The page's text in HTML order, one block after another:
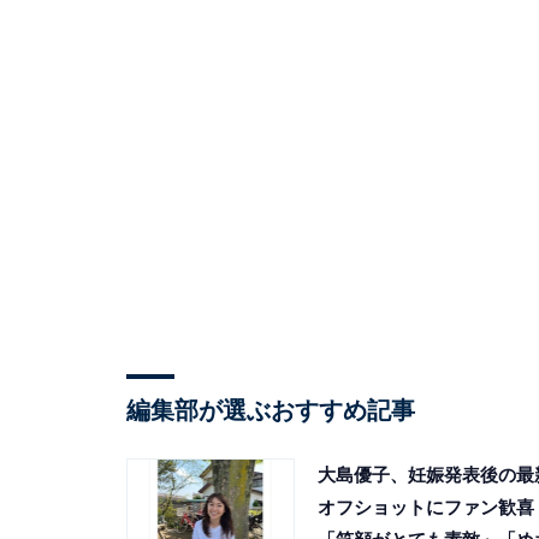
編集部が選ぶおすすめ記事
大島優子、妊娠発表後の最
オフショットにファン歓喜